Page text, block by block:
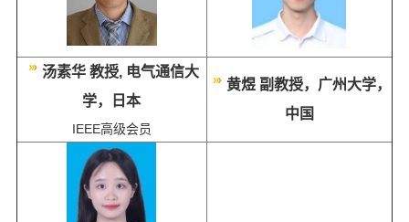
汤素华 教授, 电气通信大
学，日本
IEEE高级会员
黄煜 副教授，广州大学，
中国